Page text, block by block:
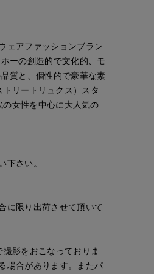
ェアファッションブラン
ーの創造的で文化的、モ
質と、個性的で豪華な素
リートリュクス）スタ
女性を中心に大人気の
さい。
に限り出荷させて頂いて
影をおこなっておりま
場合があります。またパ